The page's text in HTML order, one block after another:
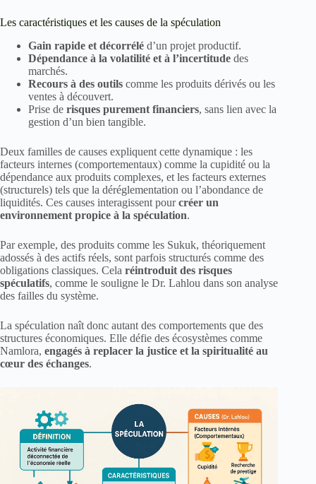
Les caractéristiques et les causes de la spéculation
Gain rapide et décorrélé d’un projet productif.
Dépendance à la volatilité et à l’incertitude des
marchés.
Recours à des outils comme les produits dérivés ou les
ventes à découvert.
Prise de risques purement financiers, sans lien avec la
gestion d’un bien tangible.
Deux familles de causes expliquent cette dynamique : les
facteurs internes (comportementaux) comme la cupidité ou la
dépendance aux produits complexes, et les facteurs externes
(structurels) tels que la déréglementation ou l’abondance de
liquidités. Ces causes interagissent pourcréer un
environnement propice à la spéculation.
Par exemple, des produits comme les Sukuk, théoriquement
adossés à des actifs réels, sont parfois structurés comme des
obligations classiques. Cela réintroduit des risques
spéculatifs, comme le souligne le Dr. Lahlou dans son analyse
des failles du système.
La spéculation naît donc autant des comportements que des
structures économiques. Elle défie des écosystèmes comme
Namlora, engagés à replacer la justice et la spiritualité au
cœur des échanges.